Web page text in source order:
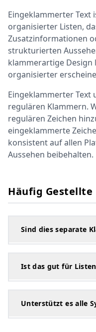
Eingeklammerter
organisierter Listen,
Zusatzinformationen
strukturierten
klammerartige Design
organisierter
Eingeklammerter Text
regulären Klammern.
regulären Zeichen
eingeklammerte
konsistent auf allen
Aussehen beibehalten.
Häufig Gestellte
Sind dies separate
Ist das gut für
Unterstützt es alle